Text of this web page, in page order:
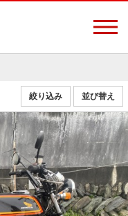
並び替え
絞り込み